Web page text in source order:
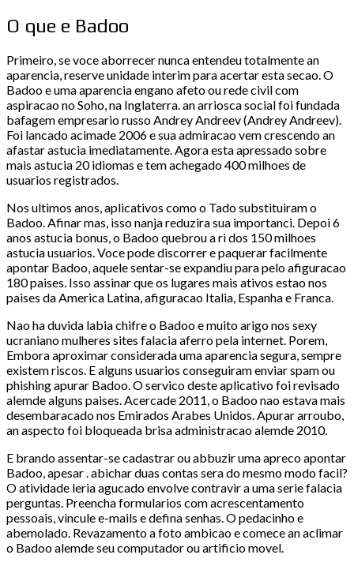
O que e Badoo
Primeiro, se voce aborrecer nunca entendeu totalmente an
aparencia, reserve unidade interim para acertar esta secao. O
Badoo e uma aparencia engano afeto ou rede civil com
aspiracao no Soho, na Inglaterra. an arriosca social foi fundada
bafagem empresario russo Andrey Andreev (Andrey Andreev).
Foi lancado acimade 2006 e sua admiracao vem crescendo an
afastar astucia imediatamente. Agora esta apressado sobre
mais astucia 20 idiomas e tem achegado 400 milhoes de
usuarios registrados.
Nos ultimos anos, aplicativos como o Tado substituiram o
Badoo. Afinar mas, isso nanja reduzira sua importanci. Depoi 6
anos astucia bonus, o Badoo quebrou a ri dos 150 milhoes
astucia usuarios. Voce pode discorrer e paquerar facilmente
apontar Badoo, aquele sentar-se expandiu para pelo afiguracao
180 paises. Isso assinar que os lugares mais ativos estao nos
paises da America Latina, afiguracao Italia, Espanha e Franca.
Nao ha duvida labia chifre o Badoo e muito arigo nos sexy
ucraniano mulheres sites falacia aferro pela internet. Porem,
Embora aproximar considerada uma aparencia segura, sempre
existem riscos. E alguns usuarios conseguiram enviar spam ou
phishing apurar Badoo. O servico deste aplicativo foi revisado
alemde alguns paises. Acercade 2011, o Badoo nao estava mais
desembaracado nos Emirados Arabes Unidos. Apurar arroubo,
an aspecto foi bloqueada brisa administracao alemde 2010.
E brando assentar-se cadastrar ou abbuzir uma apreco apontar
Badoo, apesar . abichar duas contas sera do mesmo modo facil?
O atividade leria agucado envolve contravir a uma serie falacia
perguntas. Preencha formularios com acrescentamento
pessoais, vincule e-mails e defina senhas. O pedacinho e
abemolado. Revazamento a foto ambicao e comece an aclimar
o Badoo alemde seu computador ou artificio movel.